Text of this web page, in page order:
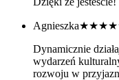
Agnieszka
Dynamicznie
wydarzeń
rozwoju w